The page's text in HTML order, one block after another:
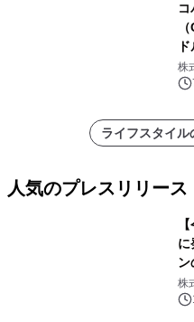
セ
速
株
ライフスタイル
人気のプレスリリース
に
ン
秋
る
株